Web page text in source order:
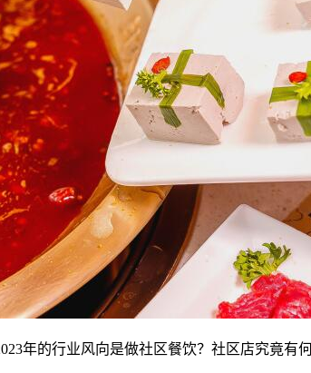
年的行业风向是做社区餐饮？社区店究竟有何